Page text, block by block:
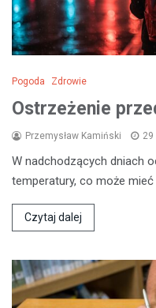
Pogoda Zdrowie
Ostrzeżenie
Przemysław Kamiński 29
W nadchodzących dniach
temperatury, co może
Czytaj dalej